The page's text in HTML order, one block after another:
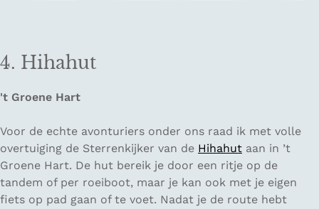
4. Hihahut
't Groene Hart
Voor de echte avonturiers onder ons raad ik met volle
overtuiging de Sterrenkijker van de Hihahut aan in ’t
Groene Hart. De hut bereik je door een ritje op de
tandem of per roeiboot, maar je kan ook met je eigen
fiets op pad gaan of te voet. Nadat je de route hebt